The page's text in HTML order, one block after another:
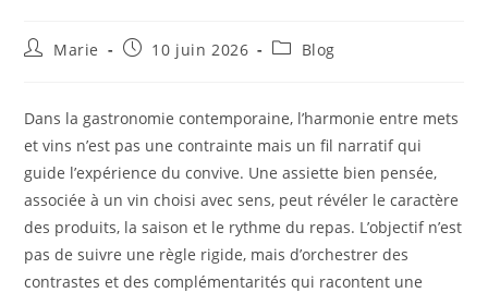
Auteur/autrice
publication :
Marie
Publication
10 juin 2026
PostBlog
Dans la gastronomie contemporaine, l’harmonie entre mets
et vins n’est pas une contrainte mais un fil narratif qui
guide l’expérience du convive. Une assiette bien pensée,
associée à un vin choisi avec sens, peut révéler le caractère
des produits, la saison et le rythme du repas. L’objectif n’est
pas de suivre une règle rigide, mais d’orchestrer des
contrastes et des complémentarités qui racontent une